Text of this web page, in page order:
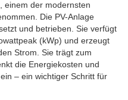
einem der modernsten
Die PV-Anlage
und betrieben. Sie verfügt
(kWp) und erzeugt
Strom. Sie trägt zum
die Energiekosten und
– ein wichtiger Schritt für